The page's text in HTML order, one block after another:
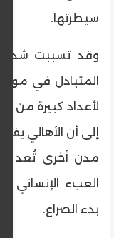
سيطرتها.
​وقد تسببت شدة
المتبادل في
لأعداد كبيرة من
إلى أن الأهالي
مدن أخرى تُعد
العبء الإنساني
بدء الصراع.